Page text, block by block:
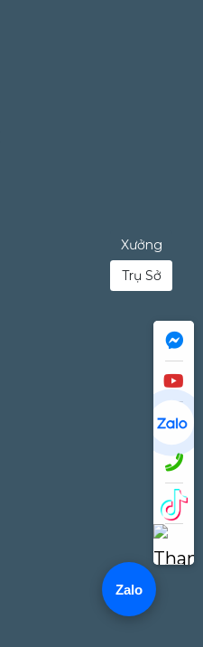
Xưởng
Trụ Sở
Zalo